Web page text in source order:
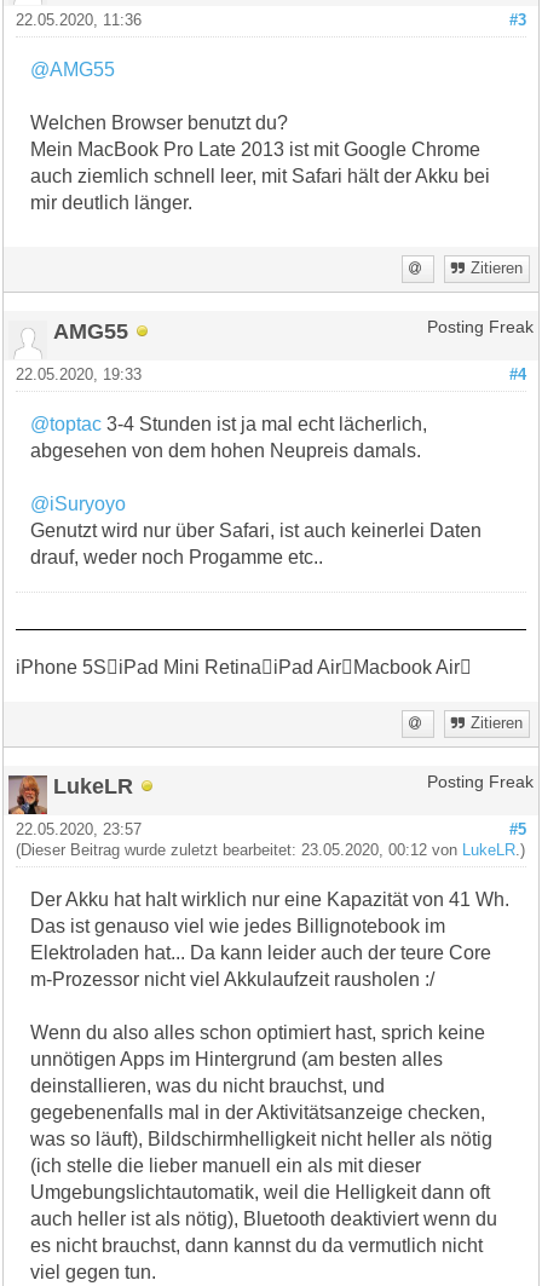
#3
22.05.2020, 11:36
@AMG55
Welchen Browser benutzt du?
Mein MacBook Pro Late 2013 ist mit Google Chrome
auch ziemlich schnell leer, mit Safari hält der Akku bei
mir deutlich länger.
Zitieren
AMG55 Posting Freak
#4
22.05.2020, 19:33
@toptac 3-4 Stunden ist ja mal echt lächerlich,
abgesehen von dem hohen Neupreis damals.
@iSuryoyo
Genutzt wird nur über Safari, ist auch keinerlei Daten
drauf, weder noch Progamme etc..
iPhone 5SiPad Mini RetinaiPad AirMacbook Air
Zitieren
LukeLR Posting Freak
#5
22.05.2020, 23:57
(Dieser Beitrag wurde zuletzt bearbeitet: 23.05.2020, 00:12 von
LukeLR .)
Der Akku hat halt wirklich nur eine Kapazität von 41 Wh.
Das ist genauso viel wie jedes Billignotebook im
Elektroladen hat... Da kann leider auch der teure Core
m-Prozessor nicht viel Akkulaufzeit rausholen :/
Wenn du also alles schon optimiert hast, sprich keine
unnötigen Apps im Hintergrund (am besten alles
deinstallieren, was du nicht brauchst, und
gegebenenfalls mal in der Aktivitätsanzeige checken,
was so läuft), Bildschirmhelligkeit nicht heller als nötig
(ich stelle die lieber manuell ein als mit dieser
Umgebungslichtautomatik, weil die Helligkeit dann oft
auch heller ist als nötig), Bluetooth deaktiviert wenn du
es nicht brauchst, dann kannst du da vermutlich nicht
viel gegen tun.